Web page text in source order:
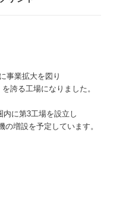
事業拡大を図り
誇る工場になりました。
に第3工場を設立し
増設を予定しています。